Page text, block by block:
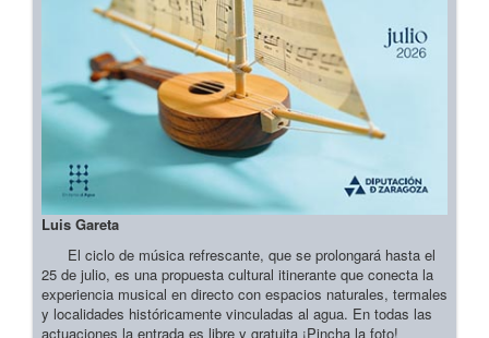
Luis Gareta
El ciclo de música refrescante, que se prolongará hasta el
25 de julio, es una propuesta cultural itinerante que conecta la
experiencia musical en directo con espacios naturales, termales
y localidades históricamente vinculadas al agua. En todas las
actuaciones la entrada es libre y gratuita ¡Pincha la foto!